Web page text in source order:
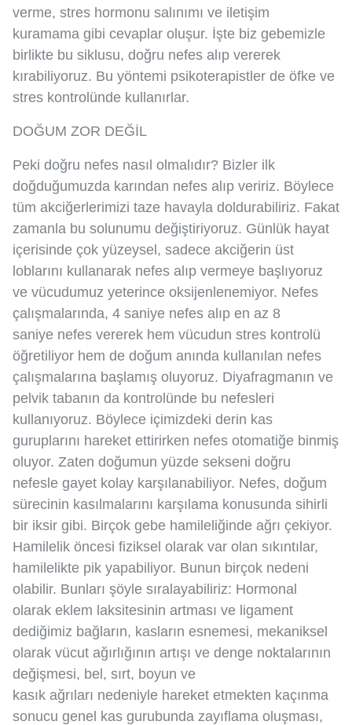
verme, stres hormonu salınımı ve iletişim
kuramama gibi cevaplar oluşur. İşte biz gebemizle
birlikte bu siklusu, doğru nefes alıp vererek
kırabiliyoruz. Bu yöntemi psikoterapistler de öfke ve
stres kontrolünde kullanırlar.
DOĞUM ZOR DEĞİL
Peki doğru nefes nasıl olmalıdır? Bizler ilk
doğduğumuzda karından nefes alıp veririz. Böylece
tüm akciğerlerimizi taze havayla doldurabiliriz. Fakat
zamanla bu solunumu değiştiriyoruz. Günlük hayat
içerisinde çok yüzeysel, sadece akciğerin üst
loblarını kullanarak nefes alıp vermeye başlıyoruz
ve vücudumuz yeterince oksijenlenemiyor. Nefes
çalışmalarında, 4 saniye nefes alıp en az 8
saniye nefes vererek hem vücudun stres kontrolü
öğretiliyor hem de doğum anında kullanılan nefes
çalışmalarına başlamış oluyoruz. Diyafragmanın ve
pelvik tabanın da kontrolünde bu nefesleri
kullanıyoruz. Böylece içimizdeki derin kas
guruplarını hareket ettirirken nefes otomatiğe binmiş
oluyor. Zaten doğumun yüzde sekseni doğru
nefesle gayet kolay karşılanabiliyor. Nefes, doğum
sürecinin kasılmalarını karşılama konusunda sihirli
bir iksir gibi. Birçok gebe hamileliğinde ağrı çekiyor.
Hamilelik öncesi fiziksel olarak var olan sıkıntılar,
hamilelikte pik yapabiliyor. Bunun birçok nedeni
olabilir. Bunları şöyle sıralayabiliriz: Hormonal
olarak eklem laksitesinin artması ve ligament
dediğimiz bağların, kasların esnemesi, mekaniksel
olarak vücut ağırlığının artışı ve denge noktalarının
değişmesi, bel, sırt, boyun ve
kasık ağrıları nedeniyle hareket etmekten kaçınma
sonucu genel kas gurubunda zayıflama oluşması,